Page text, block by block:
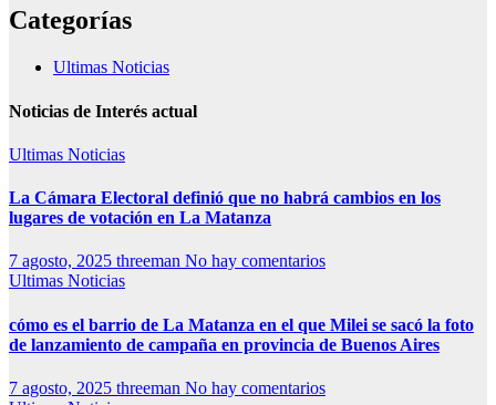
Categorías
Ultimas Noticias
Noticias de Interés actual
Ultimas Noticias
La Cámara Electoral definió que no habrá cambios en los
lugares de votación en La Matanza
7 agosto, 2025 threeman No hay comentarios
Ultimas Noticias
cómo es el barrio de La Matanza en el que Milei se sacó la foto
de lanzamiento de campaña en provincia de Buenos Aires
7 agosto, 2025 threeman No hay comentarios